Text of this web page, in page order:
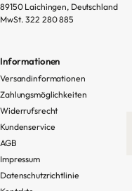
89150 Laichingen, Deutschland
MwSt. 322 280 885
Informationen
Versandinformationen
Zahlungsmöglichkeiten
Widerrufsrecht
Kundenservice
AGB
Impressum
Datenschutzrichtlinie